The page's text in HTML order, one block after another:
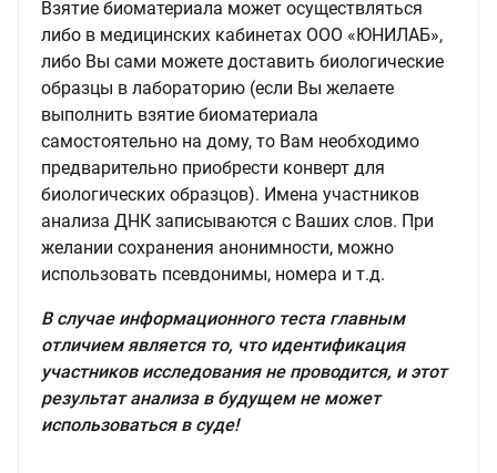
Взятие биоматериала может осуществляться
либо в медицинских кабинетах ООО «ЮНИЛАБ»,
либо Вы сами можете доставить биологические
образцы в лабораторию (если Вы желаете
выполнить взятие биоматериала
самостоятельно на дому, то Вам необходимо
предварительно приобрести конверт для
биологических образцов). Имена участников
анализа ДНК записываются с Ваших слов. При
желании сохранения анонимности, можно
использовать псевдонимы, номера и т.д.
В случае информационного теста главным
отличием является то, что идентификация
участников исследования не проводится, и этот
результат анализа в будущем не может
использоваться в суде!